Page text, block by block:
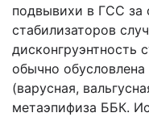
подвывихи в ГСС за
стабилизаторов
дисконгруэнтность
обычно
(варусная,
метаэпифиза ББК.